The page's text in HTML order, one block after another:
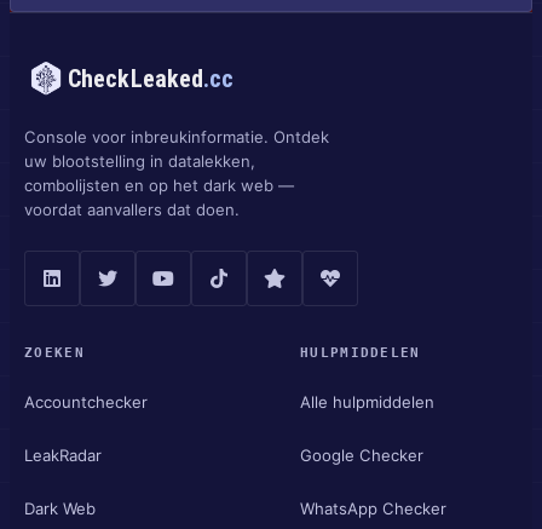
CheckLeaked.cc
Console voor inbreukinformatie. Ontdek
uw blootstelling in datalekken,
combolijsten en op het dark web —
voordat aanvallers dat doen.
ZOEKEN
Accountchecker
LeakRadar
Dark Web
HULPMIDDELEN
Alle hulpmiddelen
Google Checker
WhatsApp Checker